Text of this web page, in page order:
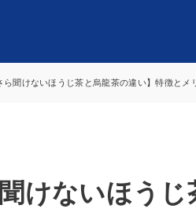
ら聞けないほうじ茶と烏龍茶の違い】特徴とメ
聞けないほう